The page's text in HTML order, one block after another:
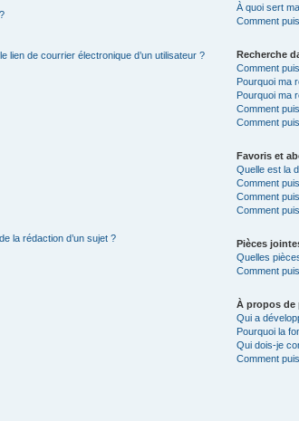
lien de courrier électronique d’un utilisateur ?
la rédaction d’un sujet ?
À quoi sert
Comment
Recherche
Comment
Pourquoi ma
Pourquoi ma
Comment
Comment
Favoris et
Quelle est la
Comment
Comment
Comment
Pièces
Quelles
Comment
À propos de
Qui a
Pourquoi la
Qui dois-je
Comment